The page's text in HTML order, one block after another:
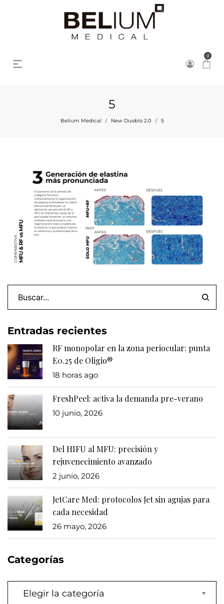
0
5
Belium Medical / New Duoblo 2.0 / 5
Entradas recientes
RF monopolar en la zona periocular: punta
E0.25 de Oligio®
18 horas ago
FreshPeel: activa la demanda pre-verano
10 junio, 2026
Del HIFU al MFU: precisión y
rejuvenecimiento avanzado
2 junio, 2026
JetCare Med: protocolos Jet sin agujas para
cada necesidad
26 mayo, 2026
Categorías
Categorías